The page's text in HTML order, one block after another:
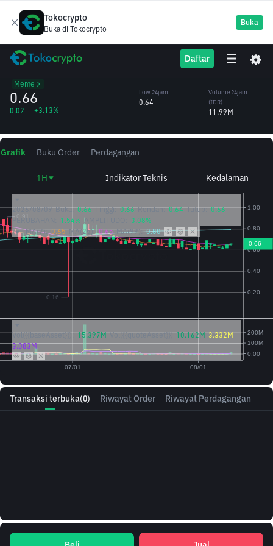
Tokocrypto
Buka di Tokocrypto
Buka
Daftar
DOGS Dogs
Meme
0.66
0.02 +3.13%
Low 24jam
0.64
Volume 24jam
(DOGS)
Volume 24jam
(IDR)
11.99M
Transaksi terbuka(0) Riwayat Order Riwayat Perdagangan
Grafik Buku Order Perdagangan
1H Indikator Teknis Kedalaman
2026/08/09 Buka: 0.66 Tinggi: 0.66 Rendah: 0.64 Tutup: 0.66
PERUBAHAN:
1.54% AMPLITUDO:
3.08%
MA(7): 0.65 MA(25): 0.65 MA(99): 0.80
Vol({{baseAsset}}): 15.397M Vol({{quoteAsset}}) 10.162M 3.332M
3.083M